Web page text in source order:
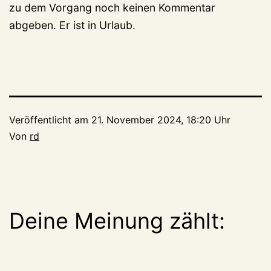
zu dem Vorgang noch keinen Kommentar
abgeben. Er ist in Urlaub.
Veröffentlicht am 21. November 2024, 18:20 Uhr
Von rd
Deine Meinung zählt: